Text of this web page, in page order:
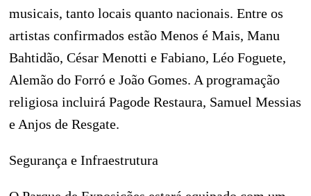
musicais, tanto locais quanto nacionais. Entre os
artistas confirmados estão Menos é Mais, Manu
Bahtidão, César Menotti e Fabiano, Léo Foguete,
Alemão do Forró e João Gomes. A programação
religiosa incluirá Pagode Restaura, Samuel Messias
e Anjos de Resgate.
Segurança e Infraestrutura